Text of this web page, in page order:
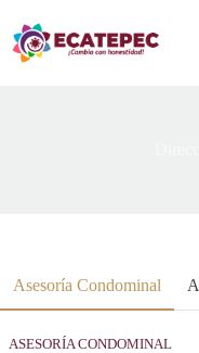
contenido
Asesoría Condominal
ASESORÍA CONDOMINAL